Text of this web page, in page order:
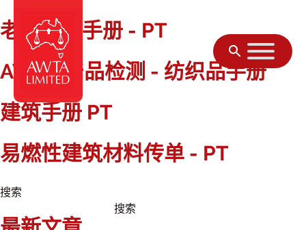
跳至内容
老化试验手册 - PT
AWTA 产品检测 - 纺织品手册
建筑手册 PT
易燃性建筑材料传单 - PT
搜索
搜索